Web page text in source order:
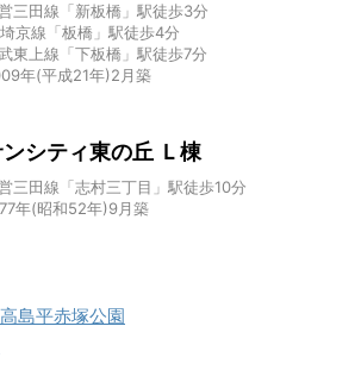
三田線「新板橋」駅徒歩3分
京線「板橋」駅徒歩4分
東上線「下板橋」駅徒歩7分
年(平成21年)2月築
シティ東の丘 Ｌ棟
三田線「志村三丁目」駅徒歩10分
年(昭和52年)9月築
島平赤塚公園